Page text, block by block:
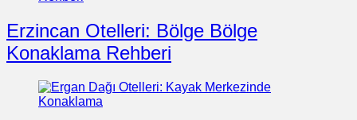
Erzincan Otelleri: Bölge Bölge
Konaklama Rehberi